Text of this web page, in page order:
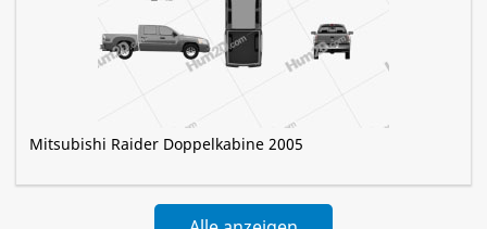
Mitsubishi Raider Doppelkabine 2005